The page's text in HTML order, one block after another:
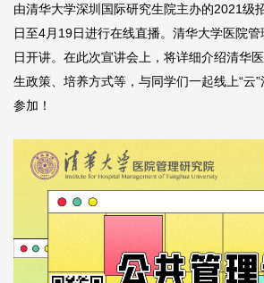
由清华大学深圳国际研究生院主办的2021级
日至4月19日进行在线直播。清华大学医院
日开讲。在此次宣讲会上，将详细介绍清华
生政策、培养方式等，与同学们一起线上“云
参加！